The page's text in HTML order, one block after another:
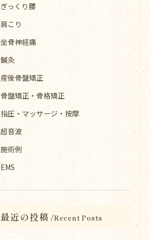
ぎっくり腰
肩こり
坐骨神経痛
鍼灸
産後骨盤矯正
骨盤矯正・骨格矯正
指圧・マッサージ・按摩
超音波
施術例
EMS
最近の投稿 Recent Posts